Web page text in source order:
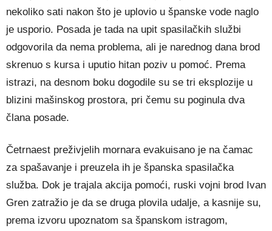
nekoliko sati nakon što je uplovio u španske vode naglo
je usporio. Posada je tada na upit spasilačkih službi
odgovorila da nema problema, ali je narednog dana brod
skrenuo s kursa i uputio hitan poziv u pomoć. Prema
istrazi, na desnom boku dogodile su se tri eksplozije u
blizini mašinskog prostora, pri čemu su poginula dva
člana posade.
Četrnaest preživjelih mornara evakuisano je na čamac
za spašavanje i preuzela ih je španska spasilačka
služba. Dok je trajala akcija pomoći, ruski vojni brod Ivan
Gren zatražio je da se druga plovila udalje, a kasnije su,
prema izvoru upoznatom sa španskom istragom,